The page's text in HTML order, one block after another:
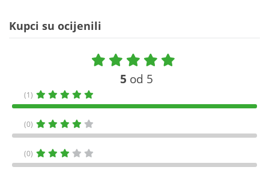
Kupci su ocijenili
5 od 5
(1)
(0)
(0)